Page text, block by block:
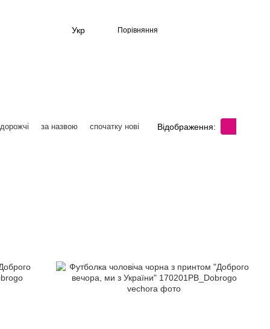
Укр Порівняння
за назвою спочатку нові Відображення: